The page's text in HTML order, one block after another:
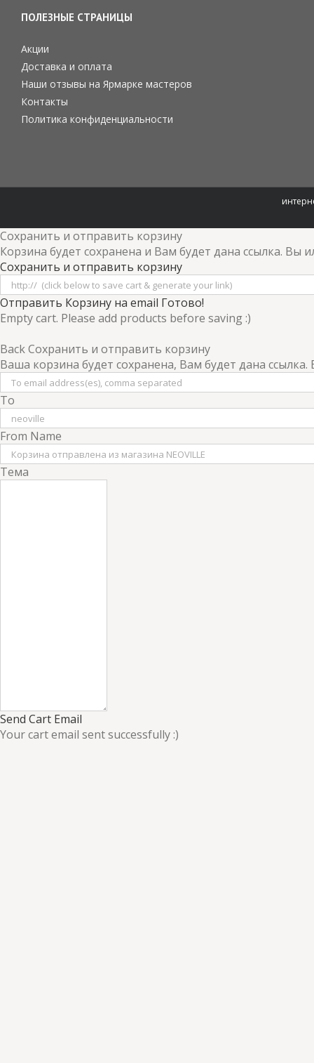
ПОЛЕЗНЫЕ СТРАНИЦЫ
Акции
Доставка и оплата
Наши отзывы на Ярмарке мастеров
Контакты
Политика конфиденциальности
Сохранить и отправить корзину
Корзина будет сохранена и Вам будет дана ссылка.
Сохранить и отправить корзину
Отправить Корзину на email Готово!
Empty cart. Please add products before saving :)
BackСохранить и отправить корзину
Ваша корзина будет сохранена, Вам будет дана
To
From Name
Тема
Send Cart Email
Your cart email sent successfully :)